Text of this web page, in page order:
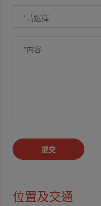
提交
位置及交通